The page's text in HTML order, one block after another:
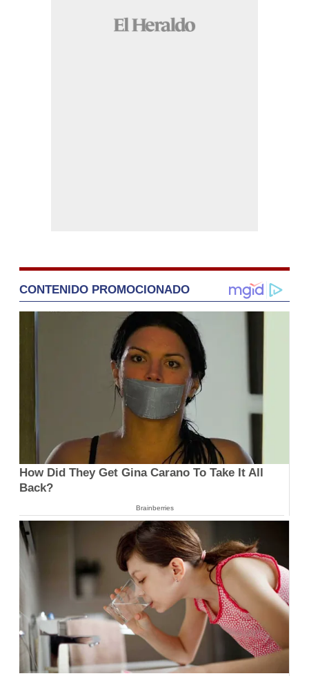
CONTENIDO PROMOCIONADO
How Did They Get Gina Carano To Take It All
Back?
Brainberries